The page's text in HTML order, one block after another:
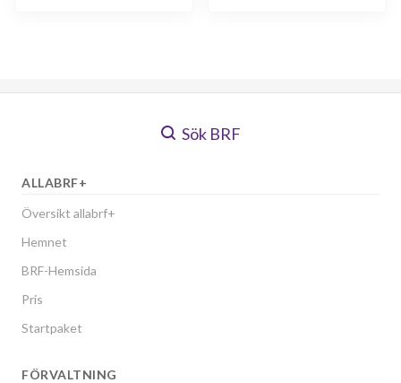
Sök BRF
ALLABRF+
Översikt allabrf+
Hemnet
BRF-Hemsida
Pris
Startpaket
FÖRVALTNING